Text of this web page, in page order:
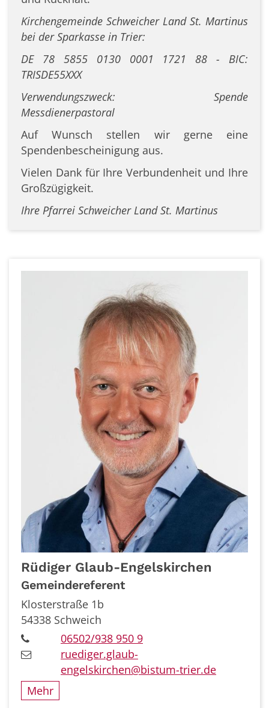
Kirchengemeinde Schweicher Land St. Martinus
bei der Sparkasse in Trier:
DE 78 5855 0130 0001 1721 88 - BIC:
TRISDE55XXX
Verwendungszweck: Spende
Messdienerpastoral
Auf Wunsch stellen wir gerne eine
Spendenbescheinigung aus.
Vielen Dank für Ihre Verbundenheit und Ihre
Großzügigkeit.
Ihre Pfarrei Schweicher Land St. Martinus
Rüdiger Glaub-Engelskirchen
Gemeindereferent
Klosterstraße 1b
54338 Schweich
06502/938 950 9
ruediger.glaub-
engelskirchen@bistum-trier.de
Mehr